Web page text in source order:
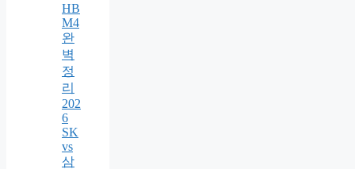
HB
M4
완
벽
정
리
202
6
SK
vs
삼